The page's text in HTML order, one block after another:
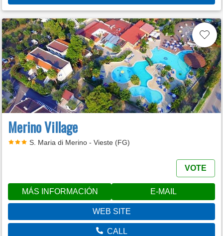
Merino Village
S. Maria di Merino - Vieste (FG)
VOTE
MÁS INFORMACIÓN E-MAIL
WEB SITE
CALL